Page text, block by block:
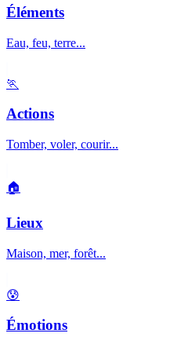
Éléments
Eau, feu, terre...
🏃
Actions
Tomber, voler, courir...
🏠
Lieux
Maison, mer, forêt...
😰
Émotions